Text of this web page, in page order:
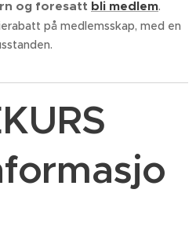
og foresatt bli medlem.
på medlemsskap, med en